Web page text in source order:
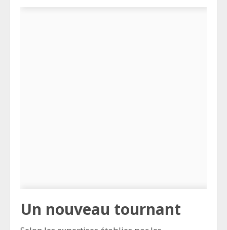
Un nouveau tournant